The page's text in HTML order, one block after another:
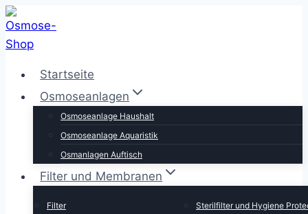
Zum
Inhalt
springen
Startseite
Osmoseanlagen
Osmoseanlage Haushalt
Osmoseanlage Aquaristik
Osmanlagen Auftisch
Filter und Membranen
Filter
Sterilfilter und Hygiene